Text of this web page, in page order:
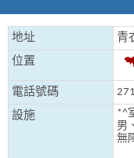
地址
青
位置
電話號碼
設施
*^
男
無